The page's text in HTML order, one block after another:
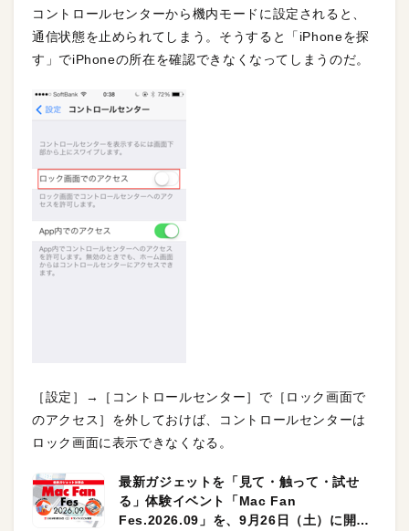
コントロールセンターから機内モードに設定されると、
通信状態を止められてしまう。そうすると「iPhoneを探
す」でiPhoneの所在を確認できなくなってしまうのだ。
［設定］→［コントロールセンター］で［ロック画面で
のアクセス］を外しておけば、コントロールセンターは
ロック画面に表示できなくなる。
最新ガジェットを「見て・触って・試せ
る」体験イベント「Mac Fan
Fes.2026.09」を、9月26日（土）に開催